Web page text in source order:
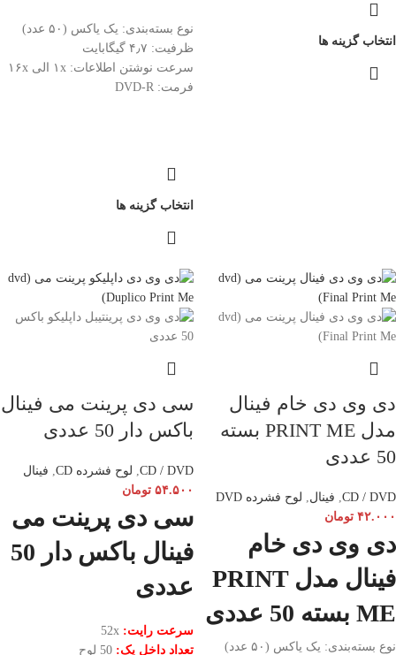
انتخاب گزینه ها
نوع بسته‌بندی: یک یاکس (۵۰ عدد)
ظرفیت: ۴٫۷ گیگابایت
سرعت نوشتن اطلاعات: ۱x الی ۱۶x
فرمت: DVD-R
انتخاب گزینه ها
دی وی دی خام فینال
مدل PRINT ME بسته
50 عددی
CD / DVD
, فینال, لوح فشرده DVD
۴۲.۰۰۰ تومان
دی وی دی خام
فینال مدل PRINT
ME بسته 50 عددی
نوع بسته‌بندی: یک یاکس (۵۰ عدد)
سی دی پرینت می فینال
باکس دار 50 عددی
CD / DVD
, لوح فشرده CD , فینال
۵۴.۵۰۰ تومان
سی دی پرینت می
فینال باکس دار 50
عددی
سرعت رایت:
تعداد داخل پک: 50 لوح